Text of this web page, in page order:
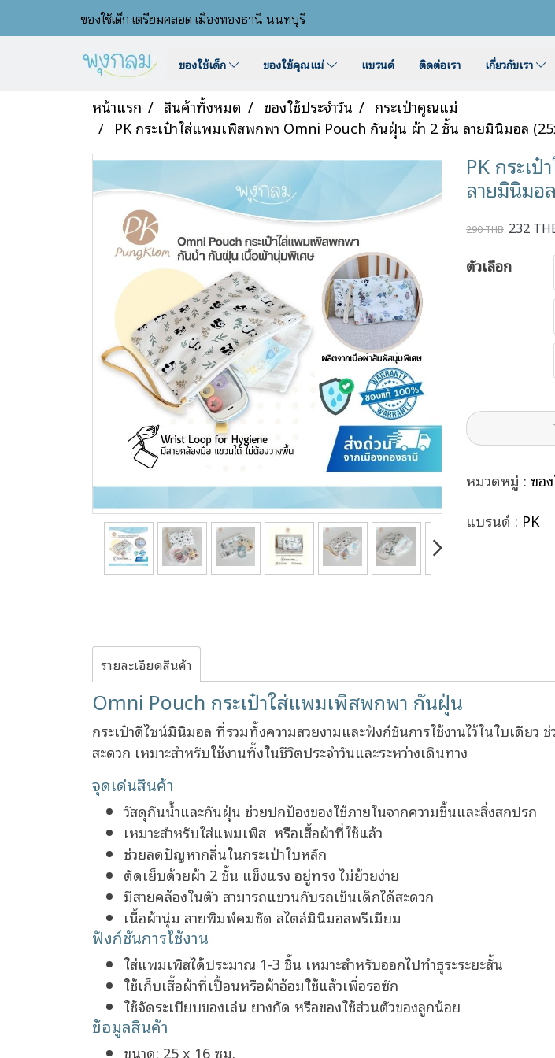
ของใช้เด็ก เตรียมคลอด เมืองทองธานี นนทบุรี
ของใช้เด็ก ของใช้คุณแม่ แบรนด์ ติดต่อเรา เกี่ยวกับเรา
หน้าแรก สินค้าทั้งหมด ของใช้ประจำวัน
กระเป๋าคุณแม่
PK กระเป๋าใส่แพมเพิสพกพา Omni Pouch กันฝุ่น ผ้า 2 ชั้น ลายมินิมอล
PK กระเ
ลายมินิมอ
290 THB 232
ตัวเลือก
หมวดหมู่ : ขอ
แบรนด์ : PK
รายละเอียดสินค้า
Omni Pouch กระเป๋าใส่แพมเพิสพกพา กันฝุ่น
กระเป๋าดีไซน์มินิมอล ที่รวมทั้งความสวยงามและฟังก์ชันการใช้งานไว้ในใบเดีย
สะดวก เหมาะสำหรับใช้งานทั้งในชีวิตประจำวันและระหว่างเดินทาง
จุดเด่นสินค้า
วัสดุกันน้ำและกันฝุ่น ช่วยปกป้องของใช้ภายในจากความชื้นและสิ่งสกปรก
เหมาะสำหรับใส่แพมเพิส หรือเสื้อผ้าที่ใช้แล้ว
ช่วยลดปัญหากลิ่นในกระเป๋าใบหลัก
ตัดเย็บด้วยผ้า 2 ชั้น แข็งแรง อยู่ทรง ไม่ย้วยง่าย
มีสายคล้องในตัว สามารถแขวนกับรถเข็นเด็กได้สะดวก
เนื้อผ้านุ่ม ลายพิมพ์คมชัด สไตล์มินิมอลพรีเมียม
ฟังก์ชันการใช้งาน
ใส่แพมเพิสได้ประมาณ 1-3 ชิ้น เหมาะสำหรับออกไปทำธุระระยะสั้น
ใช้เก็บเสื้อผ้าที่เปื้อนหรือผ้าอ้อมใช้แล้วเพื่อรอซัก
ใช้จัดระเบียบของเล่น ยางกัด หรือของใช้ส่วนตัวของลูกน้อย
ข้อมูลสินค้า
ขนาด: 25 x 16 ซม.